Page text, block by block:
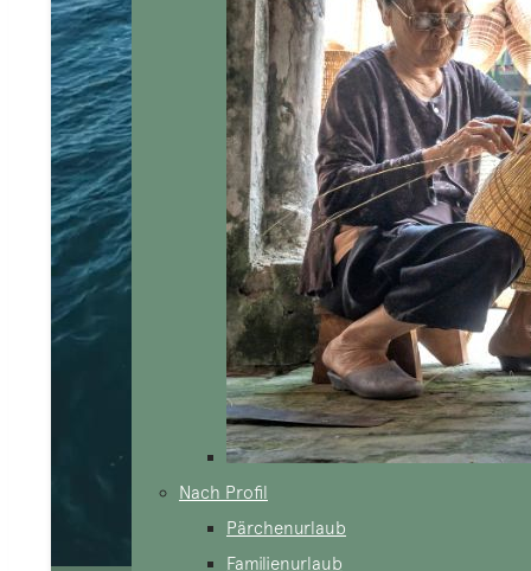
Nach Profil
Pärchenurlaub
Familienurlaub